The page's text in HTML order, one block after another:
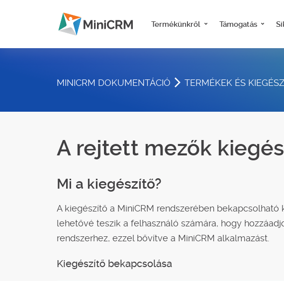
Termékünkről Támogatás
MINICRM DOKUMENTÁCIÓ TERMÉKEK ÉS
A rejtett mezők
Mi a kiegészítő?
A kiegészítő a MiniCRM rendszerében bekapcsolható
lehetővé teszik a felhasználó számára, hogy
rendszerhez, ezzel bővítve a MiniCRM alkalmazást.
Kiegészítő bekapcsolása